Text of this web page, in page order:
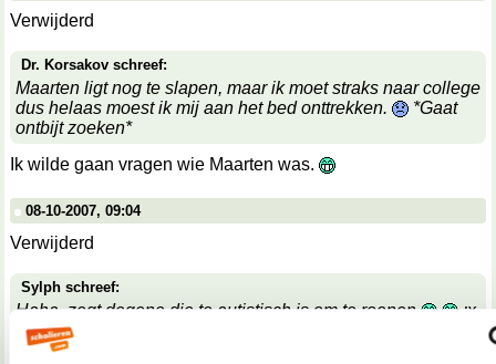
Verwijderd
Dr. Korsakov schreef:
Maarten ligt nog te slapen, maar ik moet straks naar college
dus helaas moest ik mij aan het bed onttrekken.
*Gaat
ontbijt zoeken*
Ik wilde gaan vragen wie Maarten was.
08-10-2007, 09:04
Verwijderd
Sylph schreef:
Haha, zegt degene die te autistisch is om te roepen
;x
;x